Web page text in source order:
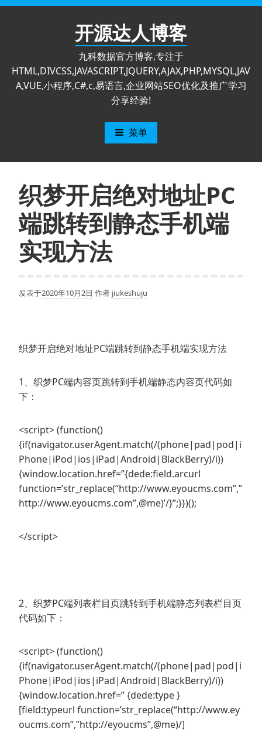
跳
开源达人博客
九科数据官方博客,专注于
HTML,DIVCSS,JAVASCRIPT,JQUERY,AJAX,PHP,MYSQL,JAV
A,VUE,小程序,C#,c,易语言,企业网站SEO优化及推广学习
分享经验!
菜单
织梦开启绝对地址PC
端跳转到静态手机端
实现方法
发表于2020年10月2日 作者 jiukeshuju
织梦开启绝对地址PC端跳转到静态手机端实现方法
1、织梦PC端内容页跳转到手机端静态内容页代码如
下：
<script> (function()
{if(navigator.userAgent.match(/(phone|pad|pod|i
Phone|iPod|ios|iPad|Android|BlackBerry)/i))
{window.location.href=”{dede:field.arcurl
function=’str_replace(“http://www.eyoucms.com”,”
http://www.eyoucms.com”,@me)’/}”;}})();
</script>
2、织梦PC端列表栏目页跳转到手机端静态列表栏目页
代码如下：
<script> (function()
{if(navigator.userAgent.match(/(phone|pad|pod|i
Phone|iPod|ios|iPad|Android|BlackBerry)/i))
{window.location.href=” {dede:type }
[field:typeurl function=’str_replace(“http://www.ey
oucms.com”,”http://eyoucms”,@me)/]